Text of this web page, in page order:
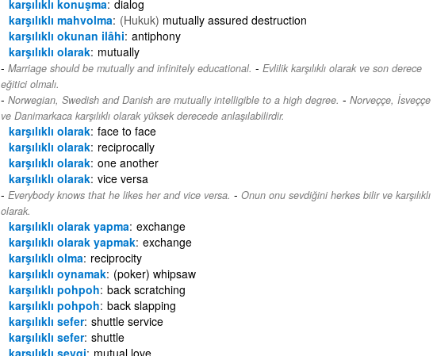
karşılıklı konuşma dialog
karşılıklı mahvolma (Hukuk) mutually assured destruction
karşılıklı okunan ilâhi antiphony
karşılıklı olarak mutually
Marriage should be mutually and infinitely educational. - Evlilik karşılıklı olarak ve son derece
eğitici olmalı.
Norwegian, Swedish and Danish are mutually intelligible to a high degree. - Norveççe, İsveççe
ve Danimarkaca karşılıklı olarak yüksek derecede anlaşılabilirdir.
karşılıklı olarak face to face
karşılıklı olarak reciprocally
karşılıklı olarak one another
karşılıklı olarak vice versa
Everybody knows that he likes her and vice versa. - Onun onu sevdiğini herkes bilir ve karşılıklı
olarak.
karşılıklı olarak yapma exchange
karşılıklı olarak yapmak exchange
karşılıklı olma reciprocity
karşılıklı oynamak (poker) whipsaw
karşılıklı pohpoh back scratching
karşılıklı pohpoh back slapping
karşılıklı sefer shuttle service
karşılıklı sefer shuttle
karşılıklı sevgi mutual love